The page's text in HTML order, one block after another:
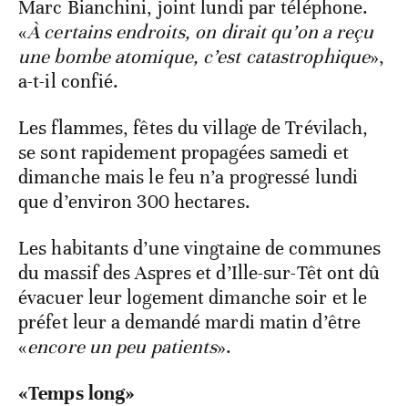
Marc Bianchini, joint lundi par téléphone.
«À certains endroits, on dirait qu’on a reçu
une bombe atomique, c’est catastrophique»,
a-t-il confié.
Les flammes, fêtes du village de Trévilach,
se sont rapidement propagées samedi et
dimanche mais le feu n’a progressé lundi
que d’environ 300 hectares.
Les habitants d’une vingtaine de communes
du massif des Aspres et d’Ille-sur-Têt ont dû
évacuer leur logement dimanche soir et le
préfet leur a demandé mardi matin d’être
«encore un peu patients».
«Temps long»